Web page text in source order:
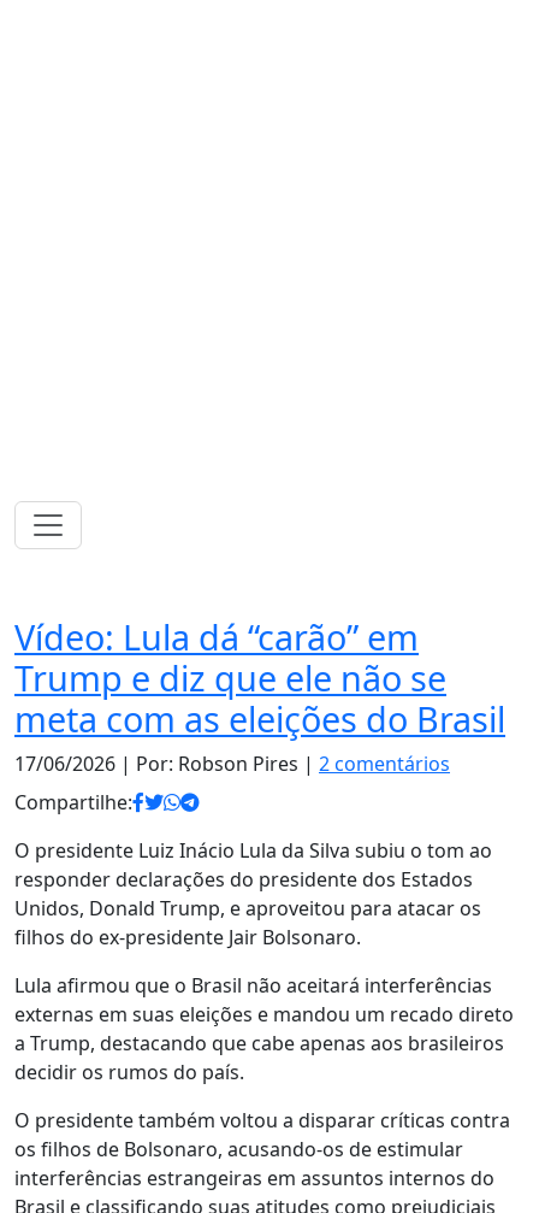
Vídeo: Lula dá “carão” em
Trump e diz que ele não se
meta com as eleições do Brasil
17/06/2026 | Por: Robson Pires | 2 comentários
Compartilhe:
O presidente Luiz Inácio Lula da Silva subiu o tom ao
responder declarações do presidente dos Estados
Unidos, Donald Trump, e aproveitou para atacar os
filhos do ex-presidente Jair Bolsonaro.
Lula afirmou que o Brasil não aceitará interferências
externas em suas eleições e mandou um recado direto
a Trump, destacando que cabe apenas aos brasileiros
decidir os rumos do país.
O presidente também voltou a disparar críticas contra
os filhos de Bolsonaro, acusando-os de estimular
interferências estrangeiras em assuntos internos do
Brasil e classificando suas atitudes como prejudiciais